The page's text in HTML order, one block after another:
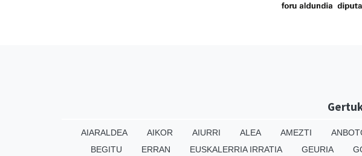
AIARALDEA AIKOR AIURRI ALEA AMEZTI
BEGITU
ERRAN EUSKALERRIA IRRATIA GEURIA